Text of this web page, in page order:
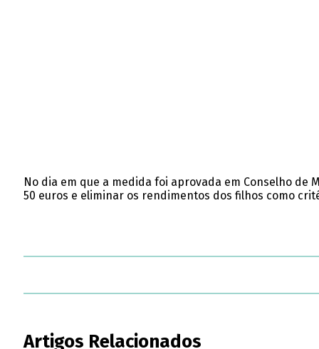
No dia em que a medida foi aprovada em Conselho
50 euros e eliminar os rendimentos dos filhos como
Artigos Relacionados